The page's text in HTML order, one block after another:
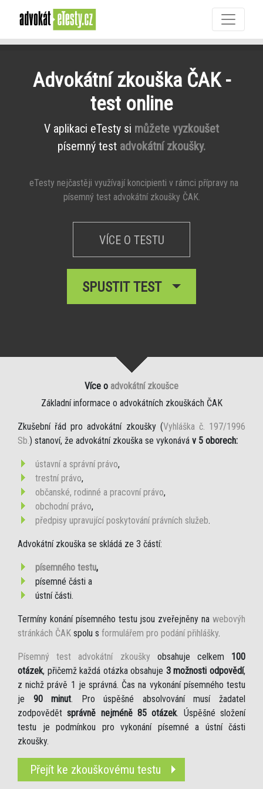
Advokátní zkouška ČAK -
test online
V aplikaci eTesty si můžete vyzkoušet
písemný test advokátní zkoušky.
eTesty nejčastěji využívají koncipienti v rámci přípravy na
písemný test advokátní zkoušky ČAK.
VÍCE O TESTU
SPUSTIT TEST
Více o advokátní zkoušce
Základní informace o advokátních zkouškách ČAK
Zkušební řád pro advokátní zkoušky (Vyhláška č. 197/1996
Sb.) stanoví, že advokátní zkouška se vykonává v 5 oborech:
ústavní a správní právo,
trestní právo,
občanské, rodinné a pracovní právo,
obchodní právo,
předpisy upravující poskytování právních služeb.
Advokátní zkouška se skládá ze 3 částí:
písemného testu,
písemné části a
ústní části.
Termíny konání písemného testu jsou zveřejněny na webovýh
stránkách ČAK spolu s formulářem pro podání přihlášky.
Písemný test advokátní zkoušky obsahuje celkem 100
otázek, přičemž každá otázka obsahuje 3 možnosti odpovědí,
z nichž právě 1 je správná. Čas na vykonání písemného testu
je 90 minut. Pro úspěšné absolvování musí žadatel
zodpovědětsprávně nejméně 85 otázek. Úspěšné složení
testu je podmínkou pro vykonání písemné a ústní části
zkoušky.
Přejít ke zkouškovému testu